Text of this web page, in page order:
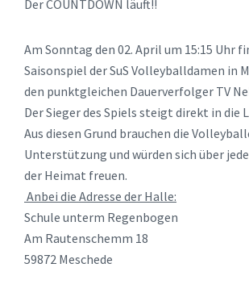
Der COUNTDOWN läuft!!
Am Sonntag den 02. April um 15:15 Uhr
Saisonspiel der SuS Volleyballdamen in
den punktgleichen Dauerverfolger TV
Der Sieger des Spiels steigt direkt in die
Aus diesen Grund brauchen die
Unterstützung und würden sich über
der Heimat freuen.
Anbei die Adresse der Halle:
Schule unterm Regenbogen
Am Rautenschemm 18
59872 Meschede